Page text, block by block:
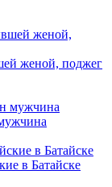
женой, поджег
в Батайске